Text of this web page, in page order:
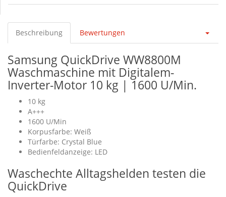
Beschreibung Bewertungen
Samsung QuickDrive WW8800M
Waschmaschine mit Digitalem-
Inverter-Motor 10 kg | 1600 U/Min.
10 kg
A+++
1600 U/Min
Korpusfarbe: Weiß
Türfarbe: Crystal Blue
Bedienfeldanzeige: LED
Waschechte Alltagshelden testen die
QuickDrive